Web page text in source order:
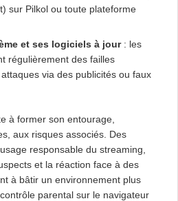
sur Pilkol ou toute plateforme
et ses logiciels à jour: les
régulièrement des failles
via des publicités ou faux
à former son entourage,
aux risques associés. Des
responsable du streaming,
et la réaction face à des
à bâtir un environnement plus
parental sur le navigateur